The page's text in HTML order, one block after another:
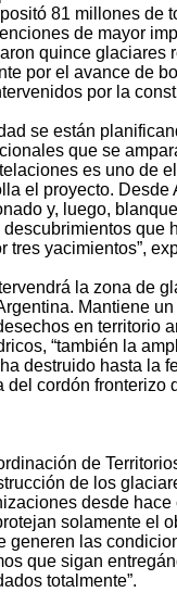
81 millones de
de mayor
quince glaciares
por el avance de
por la
se están
que se
es uno de
el proyecto.
y, luego,
descubrimientos
tres yacimientos”,
la zona de
Mantiene
en territorio
“también la
destruido hasta la
cordón fronterizo
de
de los
desde
solamente el
generen las
que sigan
totalmente”.